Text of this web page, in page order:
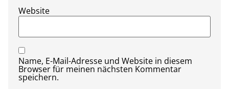
Website
Name, E-Mail-Adresse und Website in diesem
Browser für meinen nächsten Kommentar
speichern.